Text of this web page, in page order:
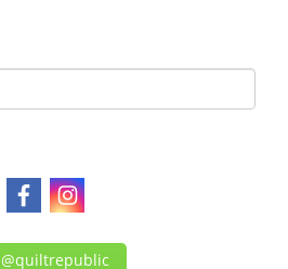
@quiltrepublic